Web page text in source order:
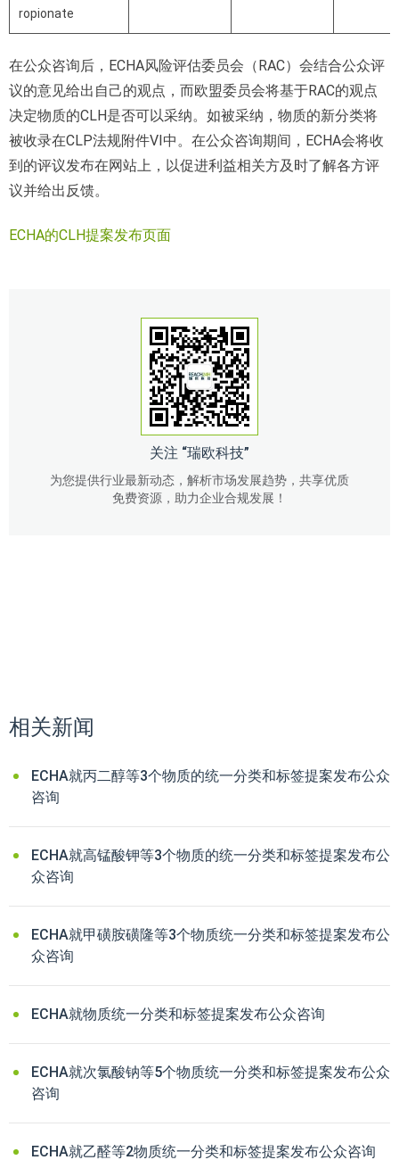
ropionate
在公众咨询后，ECHA风险评估委员会（RAC）会结合公众评
议的意见给出自己的观点，而欧盟委员会将基于RAC的观点
决定物质的CLH是否可以采纳。如被采纳，物质的新分类将
被收录在CLP法规附件VI中。在公众咨询期间，ECHA会将收
到的评议发布在网站上，以促进利益相关方及时了解各方评
议并给出反馈。
ECHA的CLH提案发布页面
关注 “瑞欧科技”
为您提供行业最新动态，解析市场发展趋势，共享优质
免费资源，助力企业合规发展！
相关新闻
ECHA就丙二醇等3个物质的统一分类和标签提案发布公众
咨询
ECHA就高锰酸钾等3个物质的统一分类和标签提案发布公
众咨询
ECHA就甲磺胺磺隆等3个物质统一分类和标签提案发布公
众咨询
ECHA就物质统一分类和标签提案发布公众咨询
ECHA就次氯酸钠等5个物质统一分类和标签提案发布公众
咨询
ECHA就乙醛等2物质统一分类和标签提案发布公众咨询